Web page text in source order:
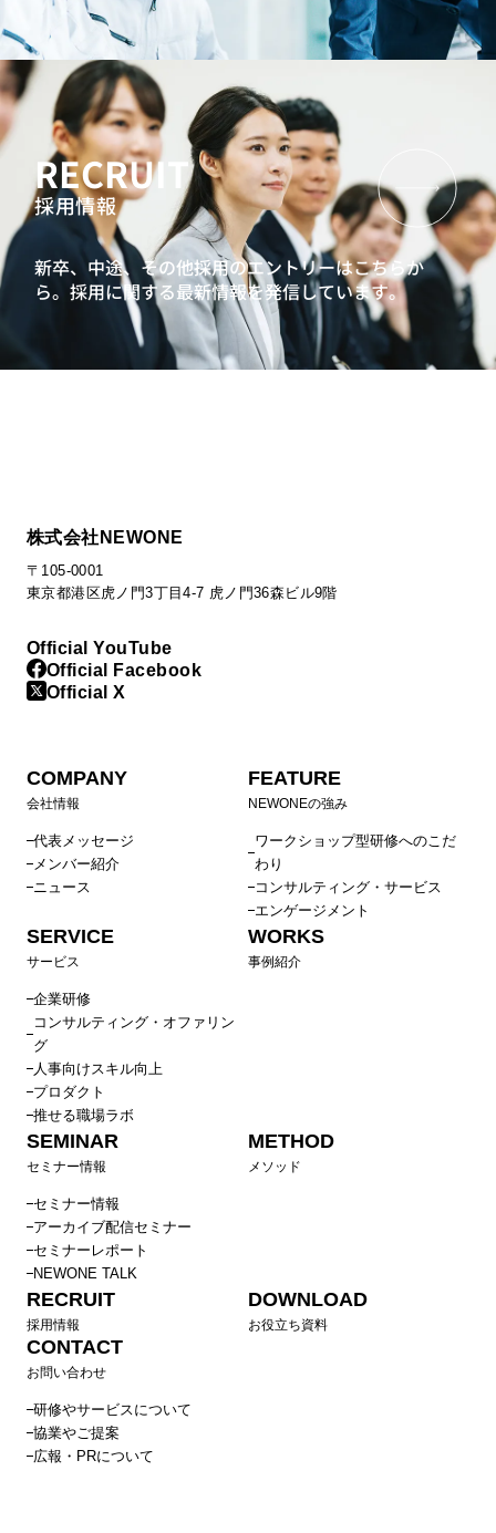
RECRUIT
採用情報
新卒、中途、その他採用のエントリーはこちらか
ら。採用に関する最新情報を発信しています。
株式会社NEWONE
〒105-0001
東京都港区虎ノ門3丁目4-7 虎ノ門36森ビル9階
Official YouTube
Official Facebook
Official X
COMPANY
会社情報
代表メッセージ
メンバー紹介
ニュース
FEATURE
NEWONEの強み
ワークショップ型研修へのこだ
わり
コンサルティング・サービス
エンゲージメント
SERVICE
サービス
企業研修
コンサルティング・オファリン
グ
人事向けスキル向上
プロダクト
推せる職場ラボ
WORKS
事例紹介
SEMINAR
セミナー情報
セミナー情報
アーカイブ配信セミナー
セミナーレポート
NEWONE TALK
METHOD
メソッド
RECRUIT
採用情報
DOWNLOAD
お役立ち資料
CONTACT
お問い合わせ
研修やサービスについて
協業やご提案
広報・PRについて